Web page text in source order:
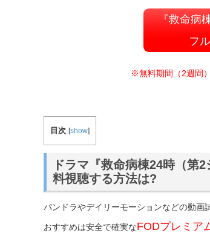
『救命病
フ
※無料期間（2週間
目次 [show]
ドラマ『救命病棟24時（第
料視聴する方法は?
パンドラやデイリーモーションなどの動画
おすすめは安全で確実なFODプレミア